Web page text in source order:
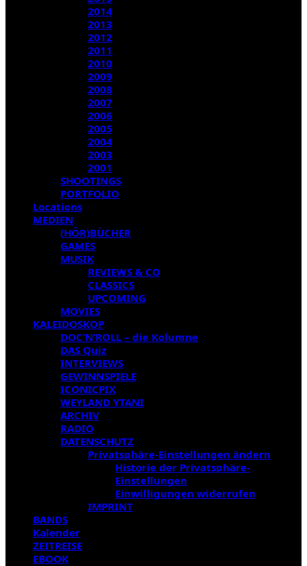
2014
2013
2012
2011
2010
2009
2008
2007
2006
2005
2004
2003
2001
SHOOTINGS
PORTFOLIO
Locations
MEDIEN
(HÖR)BÜCHER
GAMES
MUSIK
REVIEWS & CO
CLASSICS
UPCOMING
MOVIES
KALEIDOSKOP
DOC’N’ROLL – die Kolumne
DAS Quiz
INTERVIEWS
GEWINNSPIELE
ICONICPIX
WEYLAND YTANI
ARCHIV
RADIO
DATENSCHUTZ
Privatsphäre-Einstellungen ändern
Historie der Privatsphäre-
Einstellungen
Einwilligungen widerrufen
IMPRINT
BANDS
Kalender
ZEITREISE
EBOOK